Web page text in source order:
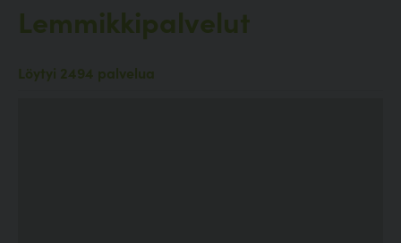
Lemmikkipalvelut
Löytyi 2494 palvelua